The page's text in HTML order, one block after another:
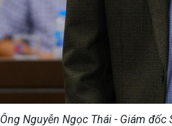
Ông Nguyễn Ngọc Thái - Giám